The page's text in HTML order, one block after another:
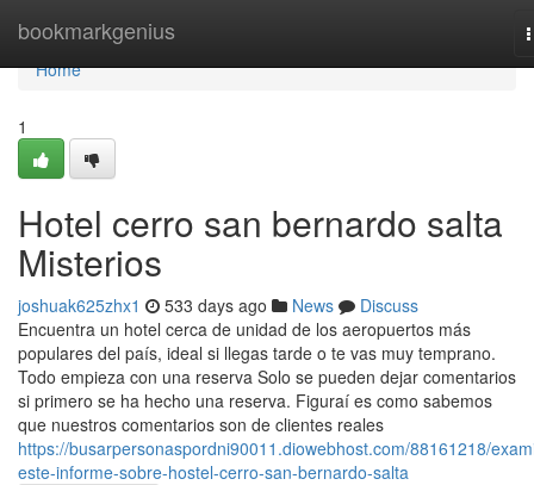
bookmarkgenius
Home
Home
1
Hotel cerro san bernardo salta
Misterios
joshuak625zhx1 533 days ago News
Discuss
Encuentra un hotel cerca de unidad de los aeropuertos más
populares del país, ideal si llegas tarde o te vas muy temprano.
Todo empieza con una reserva Solo se pueden dejar comentarios
si primero se ha hecho una reserva. Figuraí es como sabemos
que nuestros comentarios son de clientes reales
https://busarpersonaspordni90011.diowebhost.com/88161218/
este-informe-sobre-hostel-cerro-san-bernardo-salta